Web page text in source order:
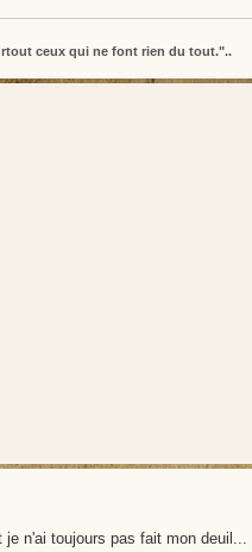
ceux qui ne font rien du tout."..
n'ai toujours pas fait mon deuil...